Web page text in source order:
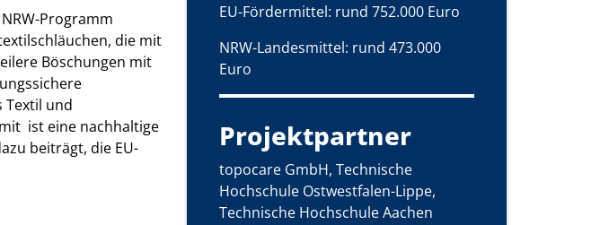
Programm
die mit
Böschungen mit
Textil und
ist eine nachhaltige
beiträgt, die EU-
EU-Fördermittel: rund 752.000 Euro
NRW-Landesmittel: rund 473.000
Euro
Projektpartner
topocare GmbH, Technische
Hochschule Ostwestfalen-Lippe,
Technische Hochschule Aachen